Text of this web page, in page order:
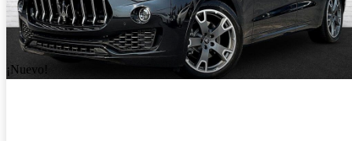
¡Nuevo!